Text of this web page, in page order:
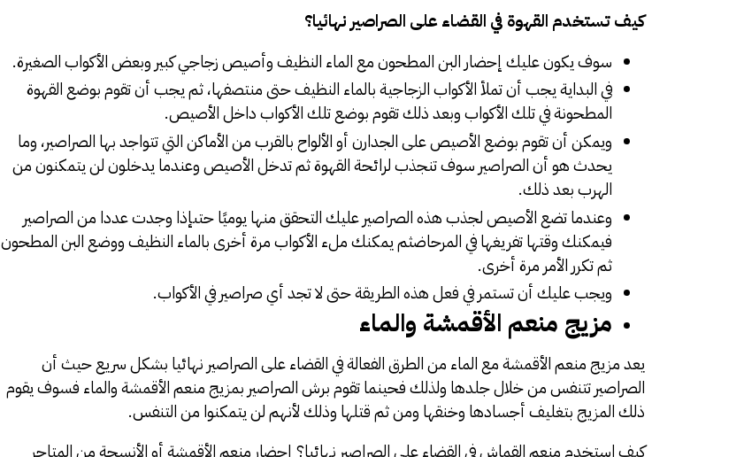
كيف تستخدم القهوة في القضاء على الصراصير نهائيا؟
سوف يكون عليك إحضار البن المطحون مع الماء النظيف وأصيص زجاجي كبير وبعض الأكواب الصغيرة.
في البداية يجب أن تملأ الأكواب الزجاجية بالماء النظيف حتى منتصفها، ثم يجب أن تقوم بوضع القهوة
المطحونة في تلك الأكواب وبعد ذلك تقوم بوضع تلك الأكواب داخل الأصيص.
ويمكن أن تقوم بوضع الأصيص على الجدارن أو الألواح بالقرب من الأماكن التي تتواجد بها الصراصير، وما
يحدث هو أن الصراصير سوف تنجذب لرائحة القهوة ثم تدخل الأصيص وعندما يدخلون لن يتمكنون من
الهرب بعد ذلك.
وعندما تضع الأصيص لجذب هذه الصراصير عليك التحقق منها يوميًا حتىإذا وجدت عددا من الصراصير
فيمكنك وقتها تفريغها في المرحاضثم يمكنك ملء الأكواب مرة أخرى بالماء النظيف ووضع البن المطحون
ثم تكرر الأمر مرة أخرى.
ويجب عليك أن تستمر في فعل هذه الطريقة حتى لا تجد أي صراصير في الأكواب.
مزيج منعم الأقمشة والماء
يعد مزيج منعم الأقمشة مع الماء من الطرق الفعالة في القضاء على الصراصير نهائيا بشكل سريع حيث أن
الصراصير تتنفس من خلال جلدها ولذلك فحينما تقوم برش الصراصير بمزيج منعم الأقمشة والماء فسوف يقوم
ذلك المزيج بتغليف أجسادها وخنقها ومن ثم قتلها وذلك لأنهم لن يتمكنوا من التنفس.
كيف استخدم منعم القماش في القضاء على الصراصير نهائيا؟ إحضار منعم الأقمشة أو الأنسجة من المتاجر